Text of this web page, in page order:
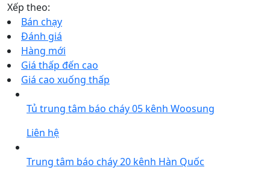
Xếp theo:
Bán chạy
Đánh giá
Hàng mới
Giá thấp đến cao
Giá cao xuống thấp
Tủ trung tâm báo cháy 05 kênh Woosung
Liên hệ
Trung tâm báo cháy 20 kênh Hàn Quốc